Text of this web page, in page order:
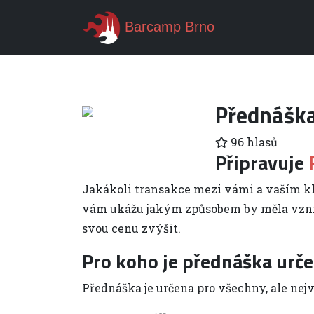
Barcamp Brno
96 hlasů
Připravuje
Jakákoli transakce mezi vámi a vaším
vám ukážu jakým způsobem by měla
svou cenu zvýšit.
Pro koho je přednáška
Přednáška je určena pro všechny, ale